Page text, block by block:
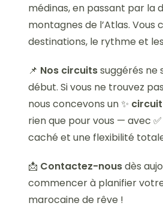
médinas, en passant par la
montagnes de l’Atlas. Vous
destinations, le rythme et
📌 Nos circuitssuggérés ne
début. Si vous ne trouvez
nous concevons un ✨
rien que pour vous — avec
caché et une flexibilité
📩 Contactez-nousdès
commencer à planifier
marocaine de rêve !